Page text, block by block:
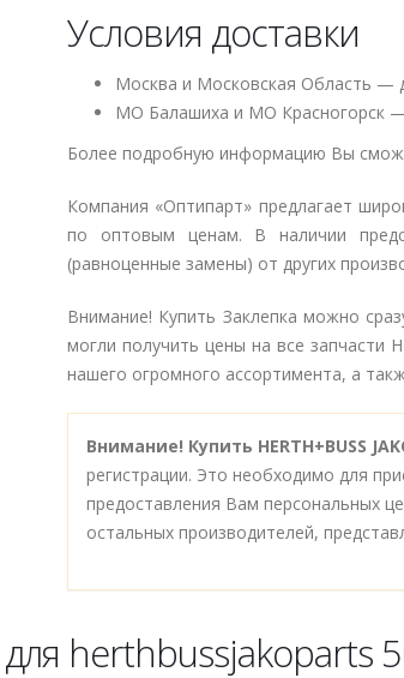
Условия доставки
Москва и Московская Область —
МО Балашиха и МО Красногорск
Более подробную информацию Вы
Компания «Оптипарт» предлагает
по оптовым ценам. В наличии
(равноценные замены) от других
Внимание! Купить Заклепка можно
могли получить цены на все запчасти
нашего огромного ассортимента, а
Внимание! Купить HERTH+BUSS
регистрации. Это необходимо для
предоставления Вам персональных
остальных производителей,
herthbussjakoparts